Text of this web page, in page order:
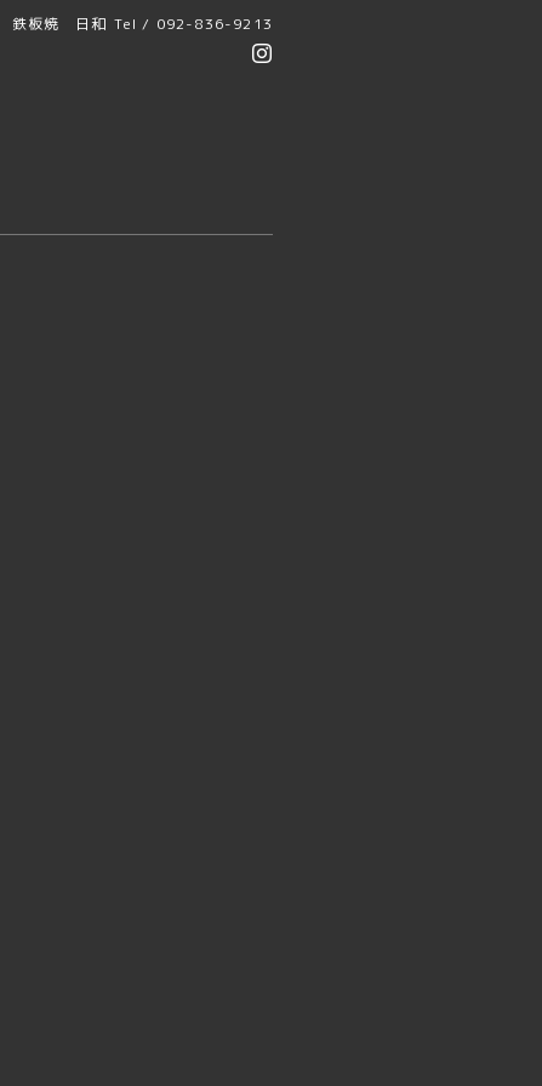
鉄板焼 日和 Tel / 092-836-9213